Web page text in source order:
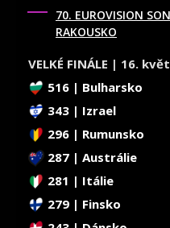
70. EUROVISION
RAKOUSKO
VELKÉ FINÁLE | 16.
516 | Bulharsko
343 | Izrael
296 | Rumunsko
287 | Austrálie
281 | Itálie
279 | Finsko